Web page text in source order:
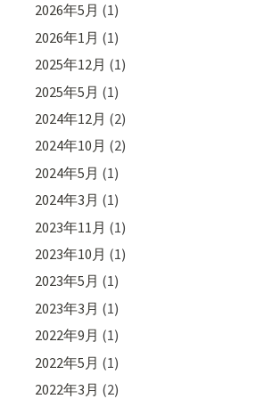
2026年5月 (1)
2026年1月 (1)
2025年12月 (1)
2025年5月 (1)
2024年12月 (2)
2024年10月 (2)
2024年5月 (1)
2024年3月 (1)
2023年11月 (1)
2023年10月 (1)
2023年5月 (1)
2023年3月 (1)
2022年9月 (1)
2022年5月 (1)
2022年3月 (2)